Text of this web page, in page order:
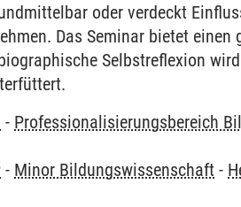
oder verdeckt
Das Seminar bietet
Selbstreflexion
- Professionalisierungsbereich
- Minor Bildungswissenschaft -